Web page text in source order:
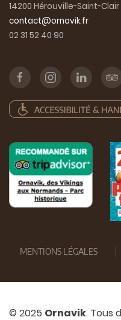
14200 Hérouville-Saint-Clair
contact@ornavik.fr
02 31 52 40 90
MENTIONS LÉGALES
© 2025 Ornavik. Tous